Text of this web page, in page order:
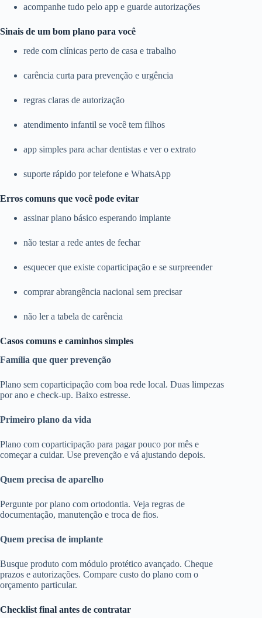
acompanhe tudo pelo app e guarde autorizações
Sinais de um bom plano para você
rede com clínicas perto de casa e trabalho
carência curta para prevenção e urgência
regras claras de autorização
atendimento infantil se você tem filhos
app simples para achar dentistas e ver o extrato
suporte rápido por telefone e WhatsApp
Erros comuns que você pode evitar
assinar plano básico esperando implante
não testar a rede antes de fechar
esquecer que existe coparticipação e se surpreender
comprar abrangência nacional sem precisar
não ler a tabela de carência
Casos comuns e caminhos simples
Família que quer prevenção
Plano sem coparticipação com boa rede local. Duas limpezas
por ano e check-up. Baixo estresse.
Primeiro plano da vida
Plano com coparticipação para pagar pouco por mês e
começar a cuidar. Use prevenção e vá ajustando depois.
Quem precisa de aparelho
Pergunte por plano com ortodontia. Veja regras de
documentação, manutenção e troca de fios.
Quem precisa de implante
Busque produto com módulo protético avançado. Cheque
prazos e autorizações. Compare custo do plano com o
orçamento particular.
Checklist final antes de contratar